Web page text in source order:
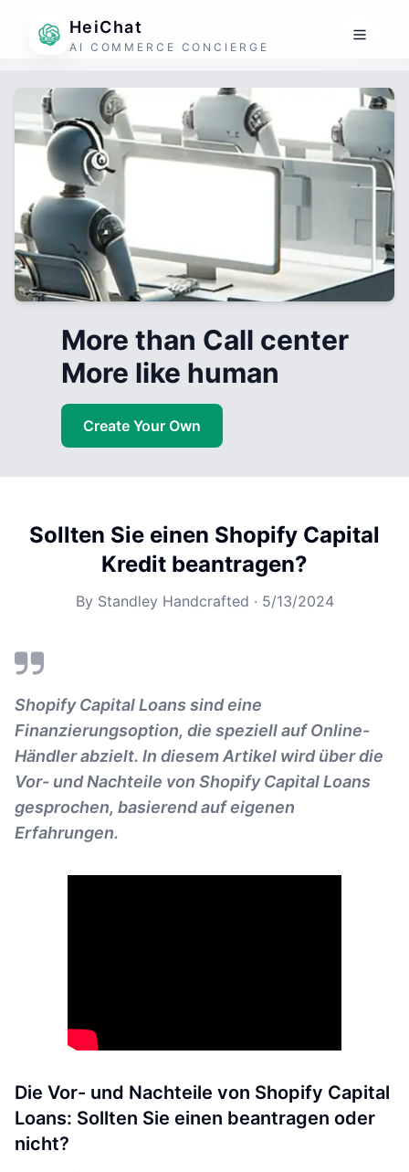
HeiChat
AI COMMERCE CONCIERGE
More than Call center
More like human
Create Your Own
Sollten Sie einen Shopify Capital
Kredit beantragen?
By Standley Handcrafted · 5/13/2024
Shopify Capital Loans sind eine
Finanzierungsoption, die speziell auf Online-
Händler abzielt. In diesem Artikel wird über die
Vor- und Nachteile von Shopify Capital Loans
gesprochen, basierend auf eigenen
Erfahrungen.
Die Vor- und Nachteile von Shopify Capital
Loans: Sollten Sie einen beantragen oder
nicht?